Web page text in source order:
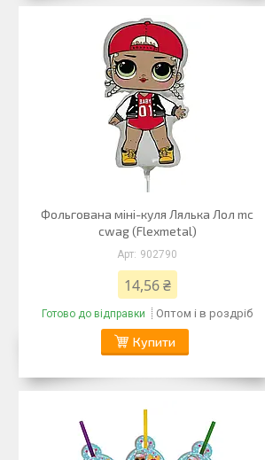
Фольгована міні-куля Лялька Лол mc
cwag (Flexmetal)
902790
14,56 ₴
Готово до відправки Оптом і в роздріб
Купити